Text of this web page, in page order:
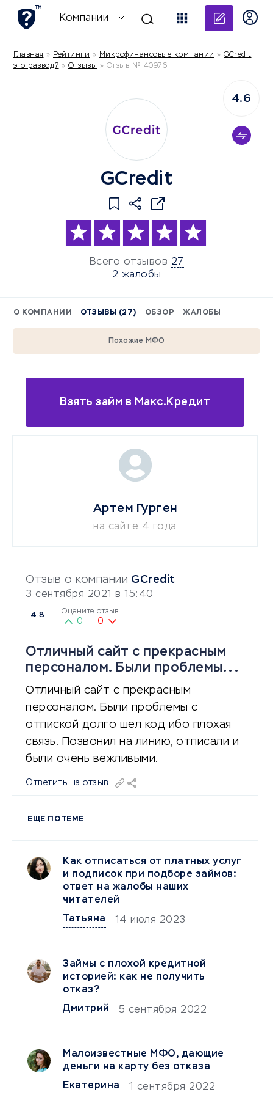
Компании
Главная » Рейтинги » Микрофинансовые компании » GCredit
это развод? » Отзывы » Отзыв № 40976
GCredit
Всего отзывов 27
2 жалобы
4.6
О КОМПАНИИ ОТЗЫВЫ (27) ОБЗОР ЖАЛОБЫ
Похожие МФО
Взять займ в Макс.Кредит
Отзыв о компании GCredit
3 сентября 2021 в 15:40
4.8 Оцените отзыв
0 0
Отличный сайт с прекрасным
персоналом. Были проблемы...
Отличный сайт с прекрасным
персоналом. Были проблемы с
отпиской долго шел код ибо плохая
связь. Позвонил на линию, отписали и
были очень вежливыми.
Ответить на отзыв
ЕЩЕ ПО ТЕМЕ
Как отписаться от платных услуг
и подписок при подборе займов:
ответ на жалобы наших
читателей
Татьяна
14 июля 2023
Займы с плохой кредитной
историей: как не получить
отказ?
Дмитрий
5 сентября 2022
Малоизвестные МФО, дающие
деньги на карту без отказа
Екатерина
1 сентября 2022
Артем Гурген
на сайте 4 года